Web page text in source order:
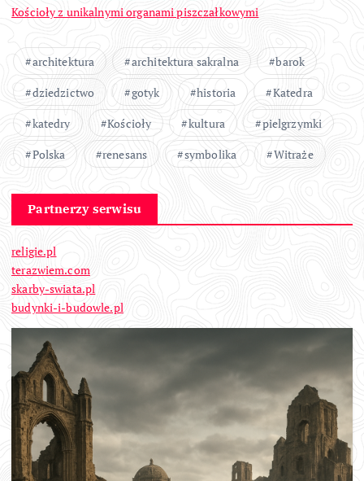
Kościoły z unikalnymi organami piszczałkowymi
architektura architektura sakralna
barok
dziedzictwo
gotyk historia
Katedra
katedry
Kościoły kultura
pielgrzymki
Polska
renesans symbolika Witraże
Partnerzy serwisu
religie.pl
terazwiem.com
skarby-swiata.pl
budynki-i-budowle.pl